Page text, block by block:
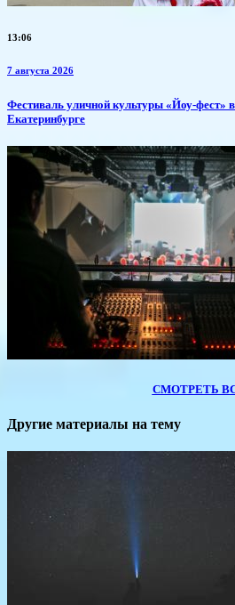
13:06
7 августа 2026
​Фестиваль уличной культуры «Йоу-фест»
Екатеринбурге
СМОТРЕТЬ
Другие материалы на тему